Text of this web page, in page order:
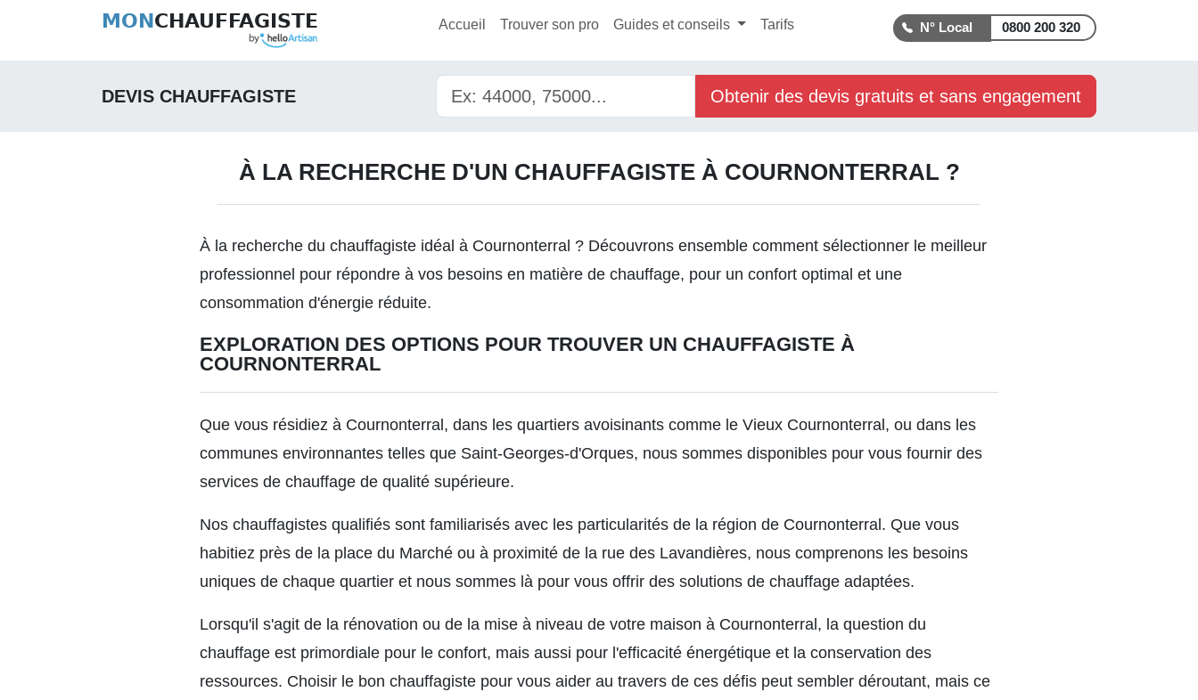
MONCHAUFFAGISTE Accueil Trouver son pro Guides et conseils Tarifs 0800 200 320
DEVIS CHAUFFAGISTE Obtenir des devis gratuits et sans engagement
À LA RECHERCHE D'UN CHAUFFAGISTE À COURNONTERRAL ?
À la recherche du chauffagiste idéal à Cournonterral ? Découvrons ensemble comment sélectionner le meilleur
professionnel pour répondre à vos besoins en matière de chauffage, pour un confort optimal et une
consommation d'énergie réduite.
EXPLORATION DES OPTIONS POUR TROUVER UN CHAUFFAGISTE À
COURNONTERRAL
Que vous résidiez à Cournonterral, dans les quartiers avoisinants comme le Vieux Cournonterral, ou dans les
communes environnantes telles que Saint-Georges-d'Orques, nous sommes disponibles pour vous fournir des
services de chauffage de qualité supérieure.
Nos chauffagistes qualifiés sont familiarisés avec les particularités de la région de Cournonterral. Que vous
habitiez près de la place du Marché ou à proximité de la rue des Lavandières, nous comprenons les besoins
uniques de chaque quartier et nous sommes là pour vous offrir des solutions de chauffage adaptées.
Lorsqu'il s'agit de la rénovation ou de la mise à niveau de votre maison à Cournonterral, la question du
chauffage est primordiale pour le confort, mais aussi pour l'efficacité énergétique et la conservation des
ressources. Choisir le bon chauffagiste pour vous aider au travers de ces défis peut sembler déroutant, mais ce